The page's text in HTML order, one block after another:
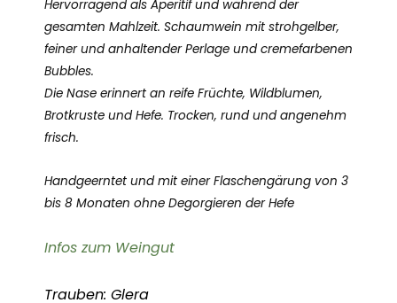
Bortoluz
Pierina
Veneto
Italien
Menge
Hervorragend als Aperitif und während der
gesamten Mahlzeit. Schaumwein mit strohgelber,
feiner und anhaltender Perlage und cremefarbenen
Bubbles.
Die Nase erinnert an reife Früchte, Wildblumen,
Brotkruste und Hefe. Trocken, rund und angenehm
frisch.
Handgeerntet und mit einer Flaschengärung von 3
bis 8 Monaten ohne Degorgieren der Hefe
Infos zum Weingut
Trauben: Glera